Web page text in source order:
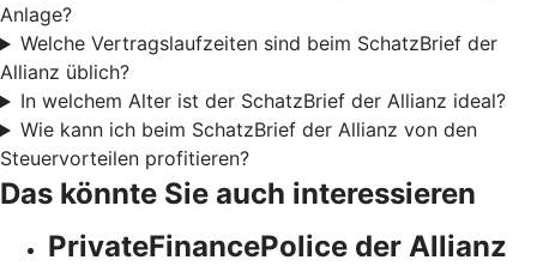
Anlage?
Welche Vertragslaufzeiten sind beim SchatzBrief der
Allianz üblich?
In welchem Alter ist der SchatzBrief der Allianz ideal?
Wie kann ich beim SchatzBrief der Allianz von den
Steuervorteilen profitieren?
Das könnte Sie auch interessieren
PrivateFinancePolice der Allianz